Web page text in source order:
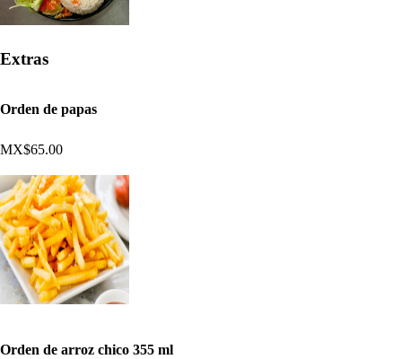
Extras
Orden de papas
MX$65.00
Orden de arroz chico 355 ml